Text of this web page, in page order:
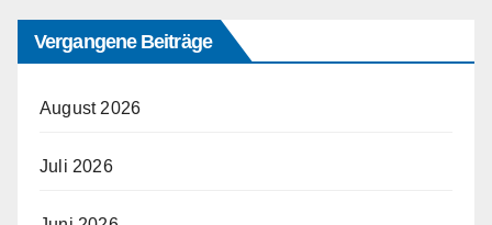
Vergangene Beiträge
August 2026
Juli 2026